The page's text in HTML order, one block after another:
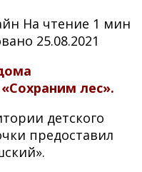
На чтение 1 мин
25.08.2021
лес».
детского
предоставил